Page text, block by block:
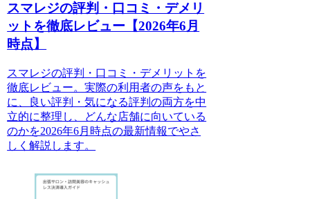
スマレジの評判・口コミ・デメリ
ットを徹底レビュー【2026年6月
時点】
スマレジの評判・口コミ・デメリットを
徹底レビュー。実際の利用者の声をもと
に、良い評判・気になる評判の両方を中
立的に整理し、どんな店舗に向いている
のかを2026年6月時点の最新情報でやさ
しく解説します。